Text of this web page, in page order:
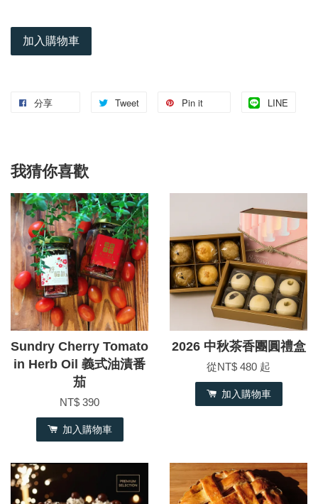
加入購物車
分享 Tweet Pin it LINE
我猜你喜歡
Sundry Cherry Tomato
in Herb Oil 義式油漬番
茄
NT$ 390
加入購物車
2026 中秋茶香團圓禮盒
從NT$ 480 起
加入購物車